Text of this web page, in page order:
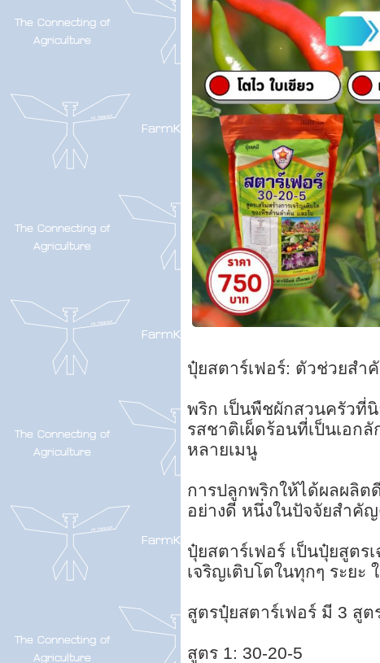
ปุ๋ยสตาร์เฟอร์: ตัวช่วยสำ
พริก เป็นพืชผักสวนครัวที่
รสชาติเผ็ดร้อนที่เป็นเอก
หลายเมนู
การปลูกพริกให้ได้ผลผลิต
อย่างดี หนึ่งในปัจจัยสำคั
ปุ๋ยสตาร์เฟอร์ เป็นปุ๋ยสูตร
เจริญเติบโตในทุกๆ ระย
สูตรปุ๋ยสตาร์เฟอร์ มี 3 สูต
สูตร 1: 30-20-5